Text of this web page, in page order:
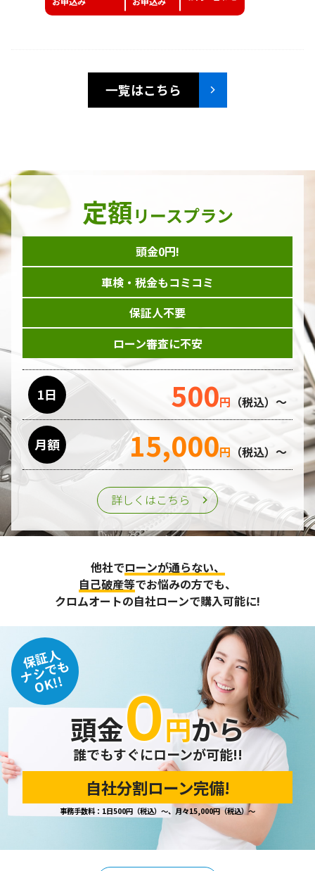
一覧はこちら
定額リースプラン
頭金0円!
車検・税金もコミコミ
保証人不要
ローン審査に不安
1日 500円 （税込）～
月額 15,000円 （税込）～
詳しくはこちら
他社でローンが通らない、
自己破産等でお悩みの方でも、
クロムオートの自社ローンで購入可能に!
保証人
ナシでも
OK!!
頭金０円から
誰でもすぐにローンが可能!!
自社分割ローン完備!
事務手数料：1日500円（税込）～、月々15,000円（税込）～